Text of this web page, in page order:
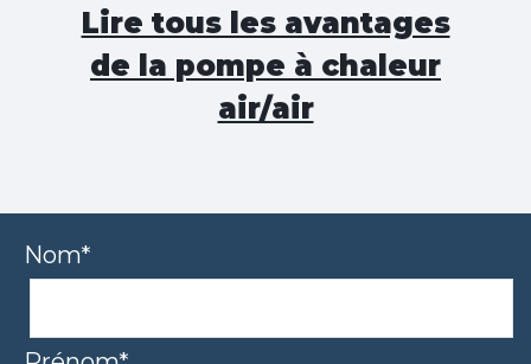
Lire tous les avantages
de la pompe à chaleur
air/air
Nom*